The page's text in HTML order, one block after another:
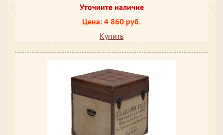
Уточните наличие
Цена: 4 860 руб.
Купить